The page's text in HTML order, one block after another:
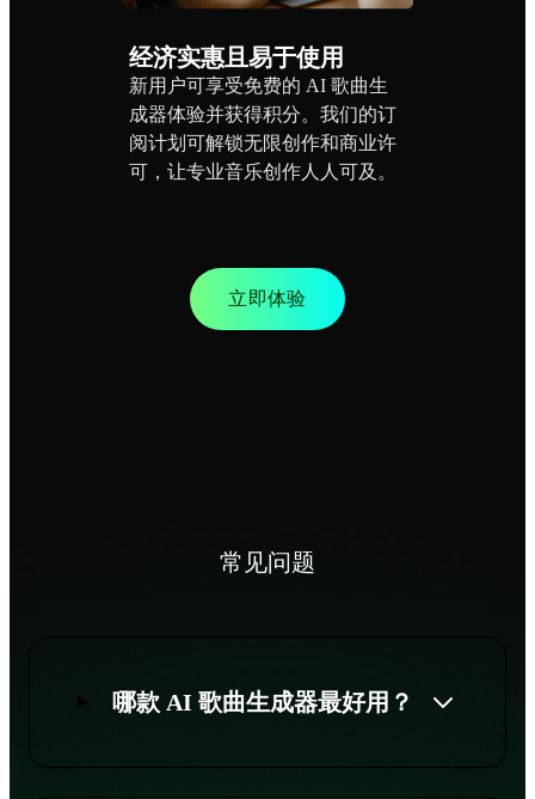
经济实惠且易于使用
新用户可享受免费的 AI 歌曲生
成器体验并获得积分。我们的订
阅计划可解锁无限创作和商业许
可，让专业音乐创作人人可及。
立即体验
常见问题
哪款 AI 歌曲生成器最好用？